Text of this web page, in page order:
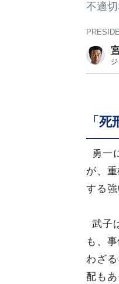
不適
「
勇一
が、
する
武子
も、
わざ
配も